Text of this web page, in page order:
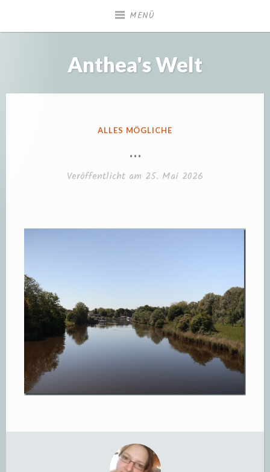
MENÜ
Anthea's Welt
VERÖFFENTLICHT
ALLES MÖGLICHE
…
Veröffentlicht am 25. Mai 2026